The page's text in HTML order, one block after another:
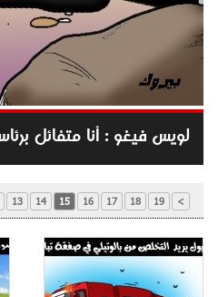
لويس فيغو : أنا متفائل
13 14 15 16 17 18 19 >